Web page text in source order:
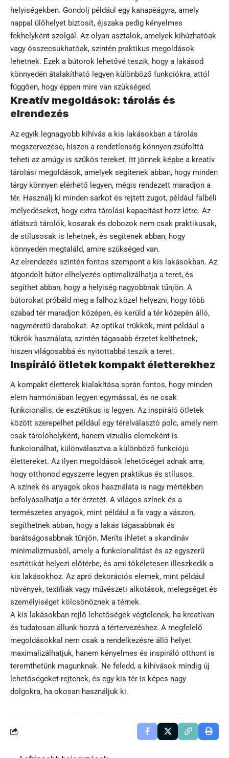
helyiségekben. Gondolj például egy kanapéágyra, amely
nappal ülőhelyet biztosít, éjszaka pedig kényelmes
fekhelyként szolgál. Az olyan asztalok, amelyek kihúzhatóak
vagy összecsukhatóak, szintén praktikus megoldások
lehetnek. Ezek a bútorok lehetővé teszik, hogy a lakásod
könnyedén átalakítható legyen különböző funkciókra, attól
függően, hogy éppen mire van szükséged.
Kreatív megoldások: tárolás és
elrendezés
Az egyik legnagyobb kihívás a kis lakásokban a tárolás
megszervezése, hiszen a rendetlenség könnyen zsúfolttá
teheti az amúgy is szűkös tereket. Itt jönnek képbe a kreatív
tárolási megoldások, amelyek segítenek abban, hogy minden
tárgy könnyen elérhető legyen, mégis rendezett maradjon a
tér. Használj ki minden sarkot és rejtett zugot, például falbéli
mélyedéseket, hogy extra tárolási kapacitást hozz létre. Az
átlátszó tárolók, kosarak és dobozok nem csak praktikusak,
de stílusosak is lehetnek, és segítenek abban, hogy
könnyedén megtaláld, amire szükséged van.
Az elrendezés szintén fontos szempont a kis lakásokban. Az
átgondolt bútor elhelyezés optimalizálhatja a teret, és
segíthet abban, hogy a helyiség nagyobbnak tűnjön. A
bútorokat próbáld meg a falhoz közel helyezni, hogy több
szabad tér maradjon középen, és kerüld a tér közepén álló,
nagyméretű darabokat. Az optikai trükkök, mint például a
tükrök használata, szintén tágasabb érzetet kelthetnek,
hiszen világosabbá és nyitottabbá teszik a teret.
Inspiráló ötletek kompakt életterekhez
A kompakt életterek kialakítása során fontos, hogy minden
elem harmóniában legyen egymással, és ne csak
funkcionális, de esztétikus is legyen. Az inspiráló ötletek
között szerepelhet például egy térelválasztó polc, amely nem
csak tárolóhelyként, hanem vizuális elemeként is
funkcionálhat, különválasztva a különböző funkciójú
élettereket. Az ilyen megoldások lehetőséget adnak arra,
hogy otthonod egyszerre legyen praktikus és stílusos.
A színek és anyagok okos használata is nagy mértékben
befolyásolhatja a tér érzetét. A világos színek és a
természetes anyagok, mint például a fa vagy a vászon,
segíthetnek abban, hogy a lakás tágasabbnak és
barátságosabbnak tűnjön. Meríts ihletet a skandináv
minimalizmusból, amely a funkcionalitást és az egyszerű
esztétikát helyezi előtérbe, és ami tökéletesen illeszkedik a
kis lakásokhoz. Az apró dekorációs elemek, mint például
növények, textíliák vagy művészeti alkotások, melegséget és
személyiséget kölcsönöznek a térnek.
A kis lakásokban rejlő lehetőségek végtelenek, ha kreatívan
és tudatosan állunk hozzá a tértervezéshez. A megfelelő
megoldásokkal nem csak a rendelkezésre álló helyet
maximalizálhatjuk, hanem kényelmes és inspiráló otthont is
teremthetünk magunknak. Ne feledd, a kihívások mindig új
lehetőségeket rejtenek, és egy kis tér is képes nagy
dolgokra, ha okosan használjuk ki.